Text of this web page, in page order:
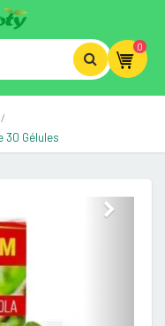
0
30 Gélules